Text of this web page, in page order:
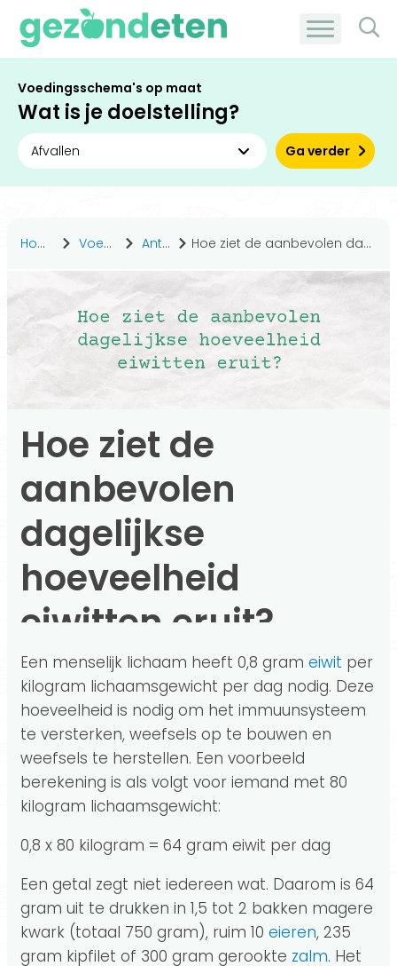
Voedingsschema's op maat
Wat is je doelstelling?
Ga verder
Home Voedingsstoffen Antwoorden Hoe ziet de aanbevolen dagelijkse hoeveelheid eiwitten eruit?
Hoe ziet de
aanbevolen
dagelijkse
hoeveelheid
eiwitten eruit?
Een menselijk lichaam heeft 0,8 gram eiwit per
kilogram lichaamsgewicht per dag nodig. Deze
hoeveelheid is nodig om het immuunsysteem
te versterken, weefsels op te bouwen en
weefsels te herstellen. Een voorbeeld
berekening is als volgt voor iemand met 80
kilogram lichaamsgewicht:
0,8 x 80 kilogram = 64 gram eiwit per dag
Een getal zegt niet iedereen wat. Daarom is 64
gram uit te drukken in 1,5 tot 2 bakken magere
kwark (totaal 750 gram), ruim 10 eieren, 235
gram kipfilet of 300 gram gerookte zalm. Het